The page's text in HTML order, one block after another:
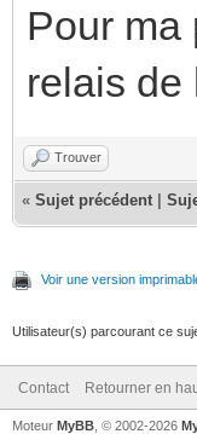
Pour ma
relais de
Trouver
« Sujet précédent
Voir une version
Utilisateur(s) parcourant ce
Contact Retourner en
Moteur MyBB , © 2002-2026